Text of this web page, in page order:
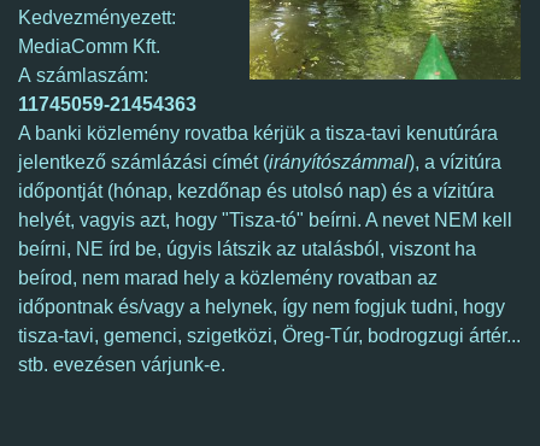
Kedvezményezett:
MediaComm Kft.
A számlaszám:
11745059-21454363
A banki közlemény rovatba kérjük a tisza-tavi kenutúrára
jelentkező számlázási címét (irányítószámmal), a vízitúra
időpontját (hónap, kezdőnap és utolsó nap) és a vízitúra
helyét, vagyis azt, hogy "Tisza-tó" beírni. A nevet NEM kell
beírni, NE írd be, úgyis látszik az utalásból, viszont ha
beírod, nem marad hely a közlemény rovatban az
időpontnak és/vagy a helynek, így nem fogjuk tudni, hogy
tisza-tavi, gemenci, szigetközi, Öreg-Túr, bodrogzugi ártér...
stb. evezésen várjunk-e.